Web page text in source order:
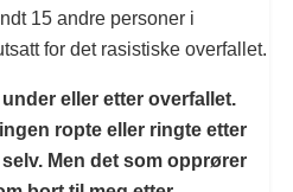
15 andre personer i
for det rasistiske overfallet.
eller etter overfallet.
ropte eller ringte etter
Men det som opprører